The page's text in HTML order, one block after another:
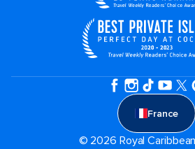
France
© 2026 Royal